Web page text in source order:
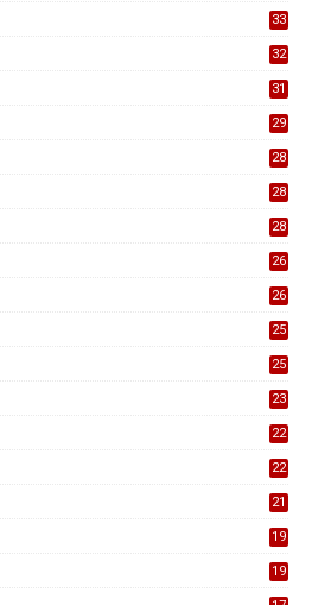
33
32
31
29
28
28
28
26
26
25
25
23
22
22
21
19
19